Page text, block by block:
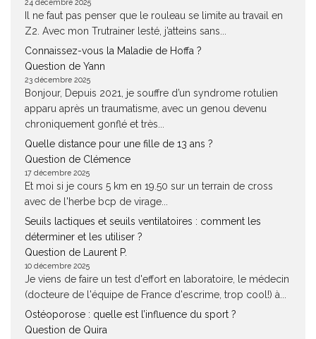
24 décembre 2025
Il ne faut pas penser que le rouleau se limite au travail en
Z2. Avec mon Trutrainer lesté, j’atteins sans...
Connaissez-vous la Maladie de Hoffa ?
Question de Yann
23 décembre 2025
Bonjour, Depuis 2021, je souffre d’un syndrome rotulien
apparu après un traumatisme, avec un genou devenu
chroniquement gonflé et très...
Quelle distance pour une fille de 13 ans ?
Question de Clémence
17 décembre 2025
Et moi si je cours 5 km en 19.50 sur un terrain de cross
avec de l'herbe bcp de virage...
Seuils lactiques et seuils ventilatoires : comment les
déterminer et les utiliser ?
Question de Laurent P.
10 décembre 2025
Je viens de faire un test d'effort en laboratoire, le médecin
(docteure de l'équipe de France d'escrime, trop cool!) à...
Ostéoporose : quelle est l’influence du sport ?
Question de Quira